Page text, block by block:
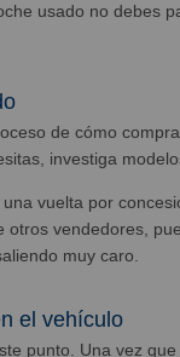
usado no debes
de cómo
investiga
vuelta por
otros vendedores,
muy caro.
el vehículo
punto. Una vez